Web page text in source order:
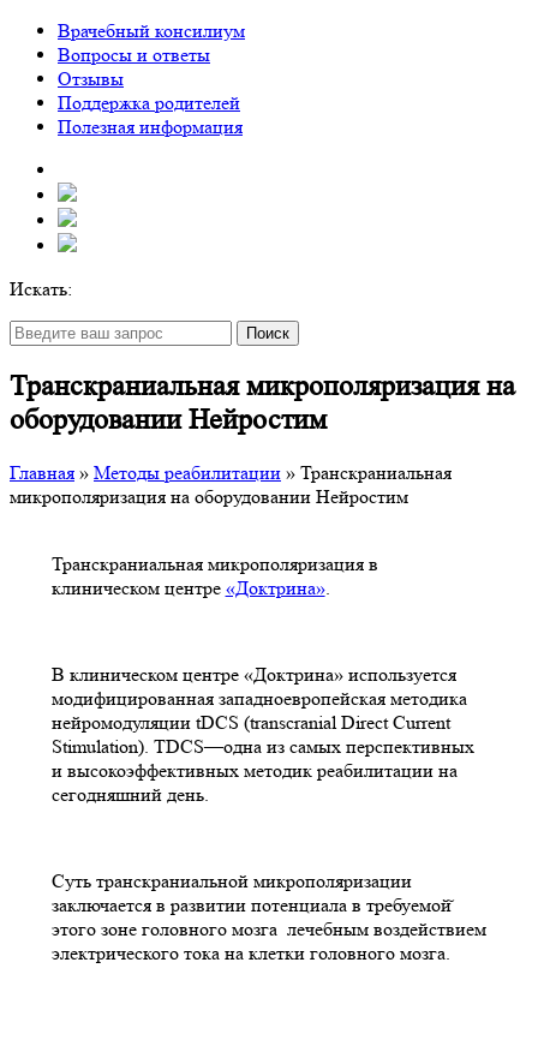
Врачебный консилиум
Вопросы и ответы
Отзывы
Поддержка родителей
Полезная информация
Искать:
Поиск
Транскраниальная микрополяризация на
оборудовании Нейростим
Главная » Методы реабилитации » Транскраниальная
микрополяризация на оборудовании Нейростим
Транскраниальная микрополяризация в
клиническом центре «Доктрина».
В клиническом центре «Доктрина» используется
модифицированная западноевропейская методика
нейромодуляции tDCS (transcranial Direct Current
Stimulation). TDCS—одна из самых перспективных
и высокоэффективных методик реабилитации на
сегодняшний день.
Суть транскраниальной микрополяризации
заключается в развитии потенциала в требуемой̆
этого зоне головного мозга лечебным воздействием
электрического тока на клетки головного мозга.